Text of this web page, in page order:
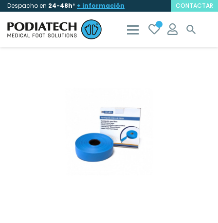
Despacho en 24-48h* + información CONTACTAR
